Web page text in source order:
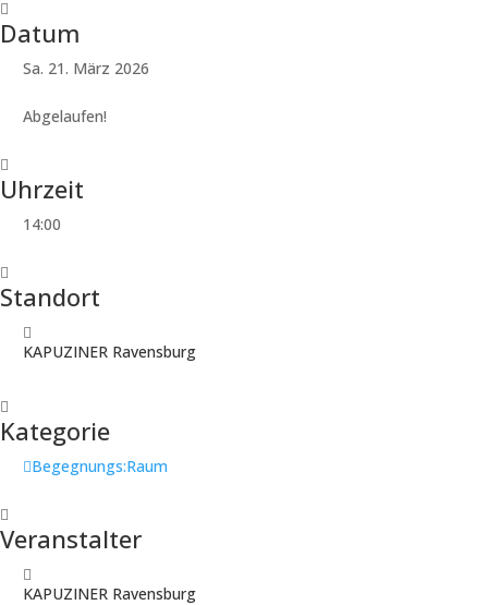
Datum
Sa. 21. März 2026
Abgelaufen!
Uhrzeit
14:00
Standort
KAPUZINER Ravensburg
Kategorie
Begegnungs:Raum
Veranstalter
KAPUZINER Ravensburg